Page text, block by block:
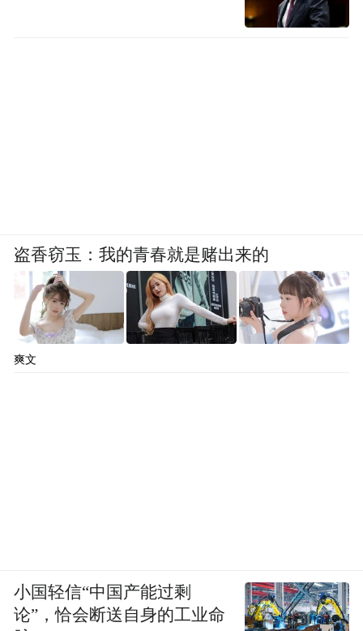
盗香窃玉：我的青春就是赌出来的
爽文
小国轻信“中国产能过剩
论”，恰会断送自身的工业命